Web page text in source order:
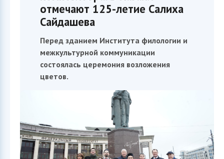
отмечают 125-летие Салиха
Сайдашева
Перед зданием Института филологии и
межкультурной коммуникации
состоялась церемония возложения
цветов.